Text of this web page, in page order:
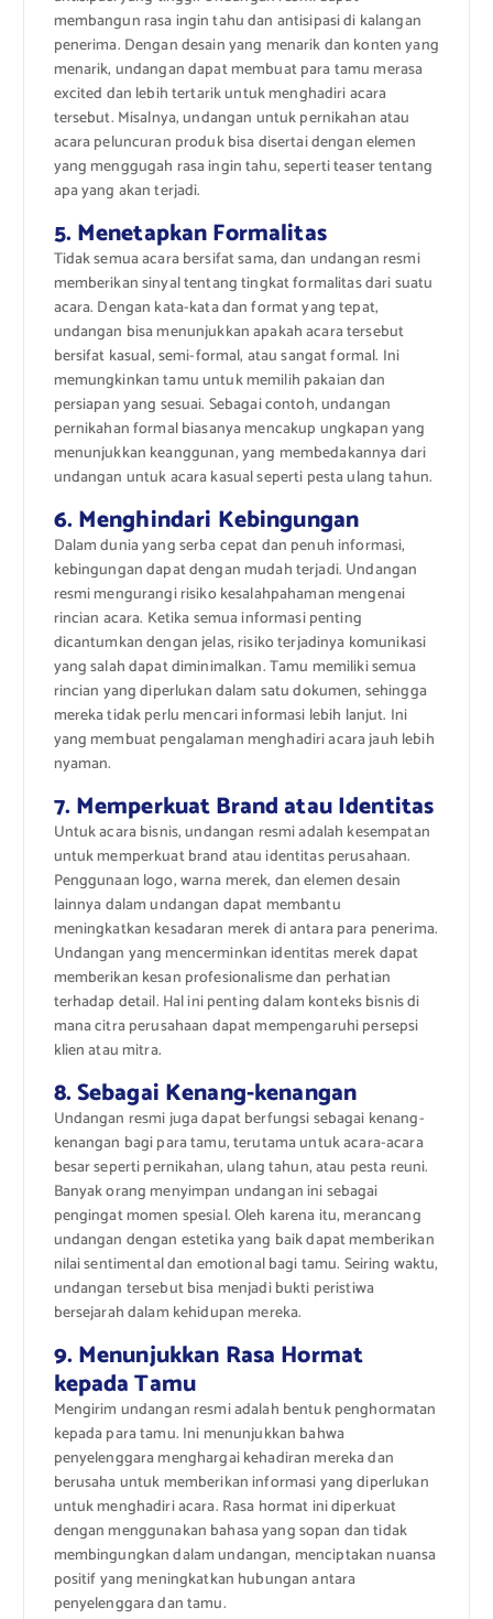
membangun rasa ingin tahu dan antisipasi di kalangan
penerima. Dengan desain yang menarik dan konten yang
menarik, undangan dapat membuat para tamu merasa
excited dan lebih tertarik untuk menghadiri acara
tersebut. Misalnya, undangan untuk pernikahan atau
acara peluncuran produk bisa disertai dengan elemen
yang menggugah rasa ingin tahu, seperti teaser tentang
apa yang akan terjadi.
5. Menetapkan Formalitas
Tidak semua acara bersifat sama, dan undangan resmi
memberikan sinyal tentang tingkat formalitas dari suatu
acara. Dengan kata-kata dan format yang tepat,
undangan bisa menunjukkan apakah acara tersebut
bersifat kasual, semi-formal, atau sangat formal. Ini
memungkinkan tamu untuk memilih pakaian dan
persiapan yang sesuai. Sebagai contoh, undangan
pernikahan formal biasanya mencakup ungkapan yang
menunjukkan keanggunan, yang membedakannya dari
undangan untuk acara kasual seperti pesta ulang tahun.
6. Menghindari Kebingungan
Dalam dunia yang serba cepat dan penuh informasi,
kebingungan dapat dengan mudah terjadi. Undangan
resmi mengurangi risiko kesalahpahaman mengenai
rincian acara. Ketika semua informasi penting
dicantumkan dengan jelas, risiko terjadinya komunikasi
yang salah dapat diminimalkan. Tamu memiliki semua
rincian yang diperlukan dalam satu dokumen, sehingga
mereka tidak perlu mencari informasi lebih lanjut. Ini
yang membuat pengalaman menghadiri acara jauh lebih
nyaman.
7. Memperkuat Brand atau Identitas
Untuk acara bisnis, undangan resmi adalah kesempatan
untuk memperkuat brand atau identitas perusahaan.
Penggunaan logo, warna merek, dan elemen desain
lainnya dalam undangan dapat membantu
meningkatkan kesadaran merek di antara para penerima.
Undangan yang mencerminkan identitas merek dapat
memberikan kesan profesionalisme dan perhatian
terhadap detail. Hal ini penting dalam konteks bisnis di
mana citra perusahaan dapat mempengaruhi persepsi
klien atau mitra.
8. Sebagai Kenang-kenangan
Undangan resmi juga dapat berfungsi sebagai kenang-
kenangan bagi para tamu, terutama untuk acara-acara
besar seperti pernikahan, ulang tahun, atau pesta reuni.
Banyak orang menyimpan undangan ini sebagai
pengingat momen spesial. Oleh karena itu, merancang
undangan dengan estetika yang baik dapat memberikan
nilai sentimental dan emotional bagi tamu. Seiring waktu,
undangan tersebut bisa menjadi bukti peristiwa
bersejarah dalam kehidupan mereka.
9. Menunjukkan Rasa Hormat
kepada Tamu
Mengirim undangan resmi adalah bentuk penghormatan
kepada para tamu. Ini menunjukkan bahwa
penyelenggara menghargai kehadiran mereka dan
berusaha untuk memberikan informasi yang diperlukan
untuk menghadiri acara. Rasa hormat ini diperkuat
dengan menggunakan bahasa yang sopan dan tidak
membingungkan dalam undangan, menciptakan nuansa
positif yang meningkatkan hubungan antara
penyelenggara dan tamu.